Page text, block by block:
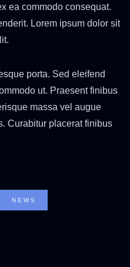
ea commodo consequat.
Lorem ipsum dolor sit
porta. Sed eleifend
ut. Praesent finibus
massa vel augue
Curabitur placerat finibus
NEWS